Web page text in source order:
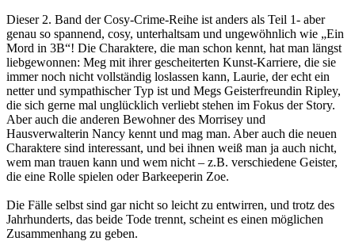
Dieser 2. Band der Cosy-Crime-Reihe ist anders als Teil 1- aber
genau so spannend, cosy, unterhaltsam und ungewöhnlich wie „Ein
Mord in 3B“! Die Charaktere, die man schon kennt, hat man längst
liebgewonnen: Meg mit ihrer gescheiterten Kunst-Karriere, die sie
immer noch nicht vollständig loslassen kann, Laurie, der echt ein
netter und sympathischer Typ ist und Megs Geisterfreundin Ripley,
die sich gerne mal unglücklich verliebt stehen im Fokus der Story.
Aber auch die anderen Bewohner des Morrisey und
Hausverwalterin Nancy kennt und mag man. Aber auch die neuen
Charaktere sind interessant, und bei ihnen weiß man ja auch nicht,
wem man trauen kann und wem nicht – z.B. verschiedene Geister,
die eine Rolle spielen oder Barkeeperin Zoe.
Die Fälle selbst sind gar nicht so leicht zu entwirren, und trotz des
Jahrhunderts, das beide Tode trennt, scheint es einen möglichen
Zusammenhang zu geben.